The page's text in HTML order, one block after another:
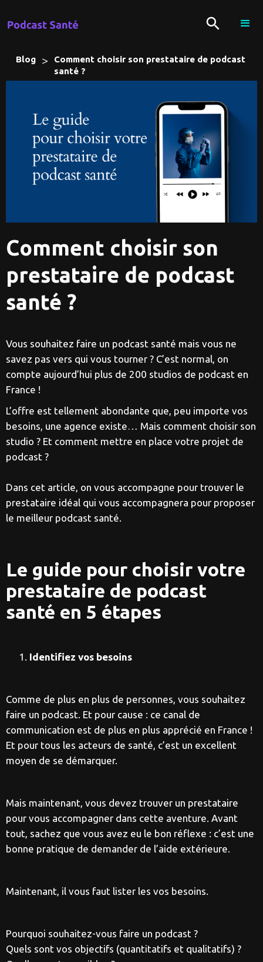
Blog >
Comment choisir son prestataire de podcast
santé ?
Comment choisir son
prestataire de podcast
santé ?
Vous souhaitez faire un podcast santé mais vous ne
savez pas vers qui vous tourner ? C’est normal, on
compte aujourd’hui plus de 200 studios de podcast en
France !
L’offre est tellement abondante que, peu importe vos
besoins, une agence existe… Mais comment choisir son
studio ? Et comment mettre en place votre projet de
podcast ?
Dans cet article, on vous accompagne pour trouver le
prestataire idéal qui vous accompagnera pour proposer
le meilleur podcast santé.
Le guide pour choisir votre
prestataire de podcast
santé en 5 étapes
Identifiez vos besoins
Comme de plus en plus de personnes, vous souhaitez
faire un podcast. Et pour cause : ce canal de
communication est de plus en plus apprécié en France !
Et pour tous les acteurs de santé, c’est un excellent
moyen de se démarquer.
Mais maintenant, vous devez trouver un prestataire
pour vous accompagner dans cette aventure. Avant
tout, sachez que vous avez eu le bon réflexe : c’est une
bonne pratique de demander de l’aide extérieure.
Maintenant, il vous faut lister les vos besoins.
Pourquoi souhaitez-vous faire un podcast ?
Quels sont vos objectifs (quantitatifs et qualitatifs) ?